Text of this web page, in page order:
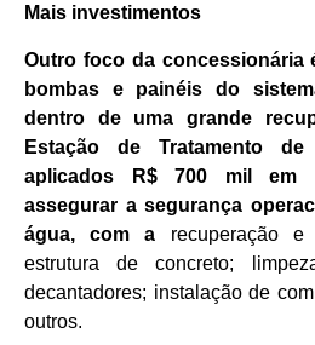
Mais investimentos
Outro foco da concessionária
bombas e painéis do
dentro de uma grande
Estação de Tratamento
aplicados R$ 700 mil em
assegurar a segurança
água, com a recuperação e
estrutura de concreto;
decantadores; instalação de
outros.